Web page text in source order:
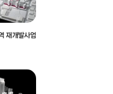
재개발사업